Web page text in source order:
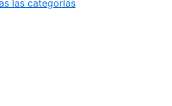
las categorías